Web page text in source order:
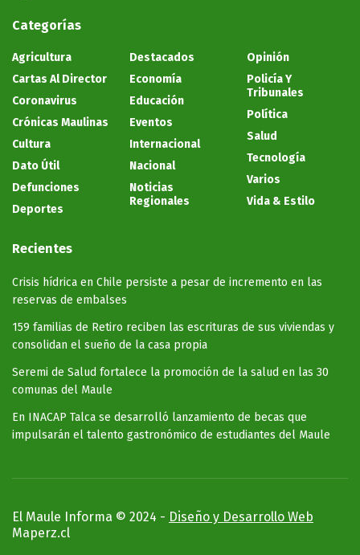
Categorías
Agricultura
Cartas Al Director
Coronavirus
Crónicas Maulinas
Cultura
Dato Útil
Defunciones
Deportes
Destacados
Economía
Educación
Eventos
Internacional
Nacional
Noticias
Regionales
Opinión
Policía Y
Tribunales
Política
Salud
Tecnología
Varios
Vida & Estilo
Recientes
Crisis hídrica en Chile persiste a pesar de incremento en las
reservas de embalses
159 familias de Retiro reciben las escrituras de sus viviendas y
consolidan el sueño de la casa propia
Seremi de Salud fortalece la promoción de la salud en las 30
comunas del Maule
En INACAP Talca se desarrolló lanzamiento de becas que
impulsarán el talento gastronómico de estudiantes del Maule
El Maule Informa © 2024 - Diseño y Desarrollo Web
Maperz.cl